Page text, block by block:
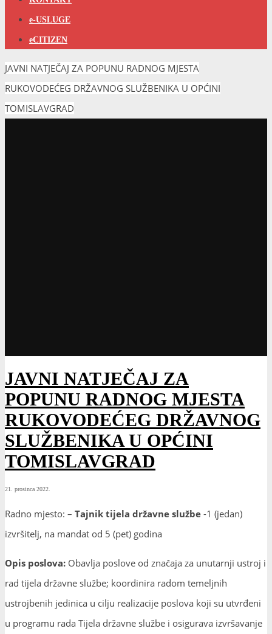
e-USLUGE
eCITIZEN
JAVNI NATJEČAJ ZA POPUNU RADNOG MJESTA
RUKOVODEĆEG DRŽAVNOG SLUŽBENIKA U OPĆINI
TOMISLAVGRAD
JAVNI NATJEČAJ ZA
POPUNU RADNOG MJESTA
RUKOVODEĆEG DRŽAVNOG
SLUŽBENIKA U OPĆINI
TOMISLAVGRAD
21. prosinca 2022.
Radno mjesto: – Tajnik tijela državne službe -1 (jedan)
izvršitelj, na mandat od 5 (pet) godina
Opis poslova: Obavlja poslove od značaja za unutarnji ustroj i
rad tijela državne službe; koordinira radom temeljnih
ustrojbenih jedinica u cilju realizacije poslova koji su utvrđeni
u programu rada Tijela državne službe i osigurava izvršavanje